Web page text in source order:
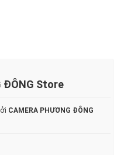
ĐÔNG Store
CAMERA PHƯƠNG ĐÔNG